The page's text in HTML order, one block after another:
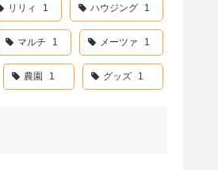
リリィ 1 ハウジング 1
マルチ 1 メーツァ 1
農園 1 グッズ 1